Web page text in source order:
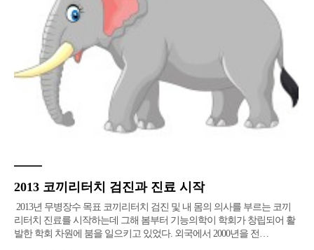
2013 코끼리터치 검진과 진료 시작
2013년 무병장수 목표 코끼리터치 검진 및 내 몸의 의사를 부르는 코끼
리터치 진료를 시작하는데 그해 봄부터 기능의학이 학회가 창립되어 활
발한 학회 차원에 붐을 일으키고 있었다. ​외국에서 2000년을 전…